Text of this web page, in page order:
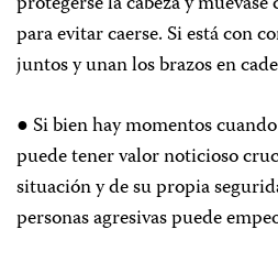
para evitar caerse. Si está con
juntos y unan los brazos en
● Si bien hay momentos
puede tener valor noticioso
situación y de su propia
personas agresivas puede